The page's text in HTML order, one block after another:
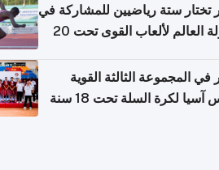
تختار ستة رياضيين للمشاركة في
بطولة العالم لألعاب القوى تحت 20
المجموعة الثالثة القوية
آسيا لكرة السلة تحت 18 سنة